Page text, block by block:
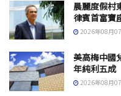
晨麗度假村
律賓首富寶
2026年08月
美高梅中國
年純利五成
2026年08月